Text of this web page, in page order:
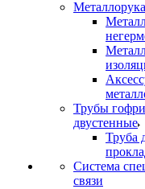
Трубы
двустенные
Труба
Система
связи